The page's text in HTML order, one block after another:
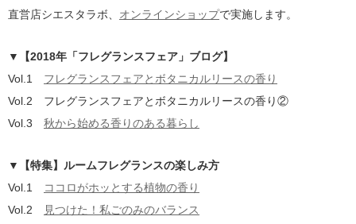
直営店シエスタラボ、 オンラインショップで実施します。
▼【2018年「フレグランスフェア」ブログ】
Vol.1 フレグランスフェアとボタニカルリースの香り
Vol.2 フレグランスフェアとボタニカルリースの香り②
Vol.3 秋から始める香りのある暮らし
▼【特集】ルームフレグランスの楽しみ方
Vol.1
ココロがホッとする植物の香り
Vol.2
見つけた！私ごのみのバランス